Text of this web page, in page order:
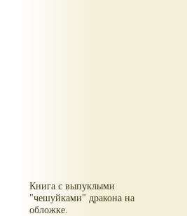
Книга с выпуклыми
"чешуйками" дракона на
обложке.